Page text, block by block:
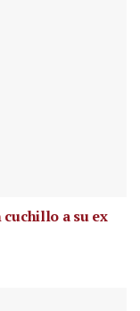
cuchillo a su ex